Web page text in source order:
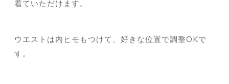
着ていただけます。
ウエストは内ヒモもつけて、好きな位置で調整OKで
す。